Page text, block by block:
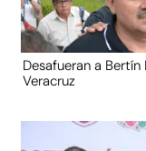
Desafueran a
Veracruz